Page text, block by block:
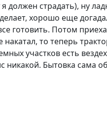
должен страдать), ну
хорошо еще
готовить. Потом
накатал, то теперь
участков есть
никакой. Бытовка сама